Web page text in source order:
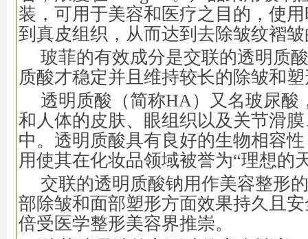
装，可用于美容和医疗之目的，使
到真皮组织，从而达到去除皱纹褶
玻菲的有效成分是交联的透明质
质酸才稳定并且维持较长的除皱和
透明质酸（简称HA）又名玻尿酸
和人体的皮肤、眼组织以及关节滑
中。透明质酸具有良好的生物相容
用使其在化妆品领域被誉为“理想的
交联的透明质酸钠用作美容整形
部除皱和面部塑形方面效果持久且
倍受医学整形美容界推崇。